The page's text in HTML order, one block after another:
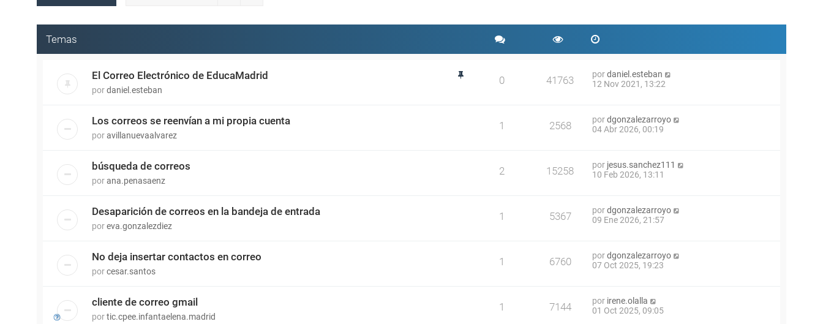
Temas
El Correo Electrónico de EducaMadrid
pordaniel.esteban
0 41763 pordaniel.esteban
12 Nov 2021, 13:22
Los correos se reenvían a mi propia cuenta
poravillanuevaalvarez
1 2568 pordgonzalezarroyo
04 Abr 2026, 00:19
búsqueda de correos
porana.penasaenz
2 15258 por jesus.sanchez111
10 Feb 2026, 13:11
Desaparición de correos en la bandeja de entrada
poreva.gonzalezdiez
1 5367 pordgonzalezarroyo
09 Ene 2026, 21:57
No deja insertar contactos en correo
porcesar.santos
1 6760 pordgonzalezarroyo
07 Oct 2025, 19:23
cliente de correo gmail
portic.cpee.infantaelena.madrid
1 7144 por irene.olalla
01 Oct 2025, 09:05